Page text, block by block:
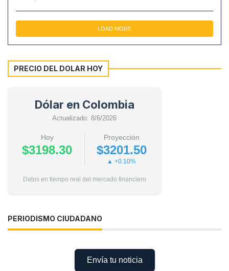
LOAD MORE
PRECIO DEL DOLAR HOY
Dólar en Colombia
Actualizado: 8/6/2026
Hoy
$3198.30
Proyección
$3201.50
▲ +0.10%
Datos en tiempo real del mercado financiero
PERIODISMO CIUDADANO
Envía tu noticia